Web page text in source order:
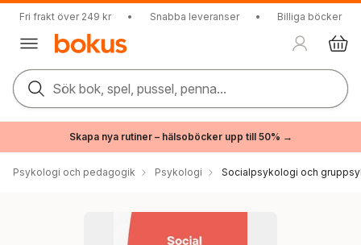
Fri frakt över 249 kr • Snabba leveranser • Billiga böcker
Sök bok, spel, pussel, penna...
Skapa nya rutiner – hälsoböcker upp till 50% →
Psykologi och pedagogik Psykologi Socialpsykologi och